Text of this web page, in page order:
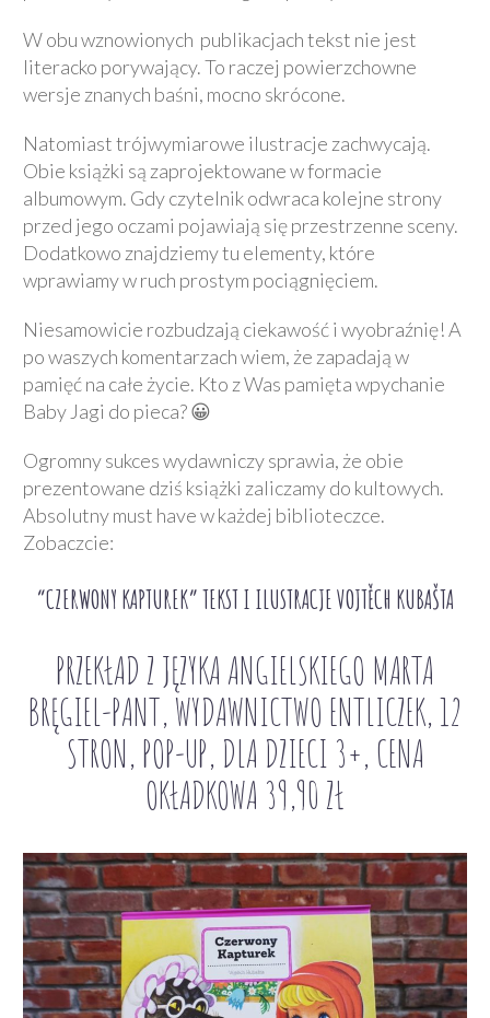
W obu wznowionych publikacjach tekst nie jest
literacko porywający. To raczej powierzchowne
wersje znanych baśni, mocno skrócone.
Natomiast trójwymiarowe ilustracje zachwycają.
Obie książki są zaprojektowane w formacie
albumowym. Gdy czytelnik odwraca kolejne strony
przed jego oczami pojawiają się przestrzenne sceny.
Dodatkowo znajdziemy tu elementy, które
wprawiamy w ruch prostym pociągnięciem.
Niesamowicie rozbudzają ciekawość i wyobraźnię! A
po waszych komentarzach wiem, że zapadają w
pamięć na całe życie. Kto z Was pamięta wpychanie
Baby Jagi do pieca? 😀
Ogromny sukces wydawniczy sprawia, że obie
prezentowane dziś książki zaliczamy do kultowych.
Absolutny must have w każdej biblioteczce.
Zobaczcie:
“CZERWONY KAPTUREK” TEKST I ILUSTRACJE VOJTĚCH KUBAŠTA
PRZEKŁAD Z JĘZYKA ANGIELSKIEGO MARTA
BRĘGIEL-PANT, WYDAWNICTWO ENTLICZEK, 12
STRON, POP-UP, DLA DZIECI 3+, CENA
OKŁADKOWA 39,90 ZŁ